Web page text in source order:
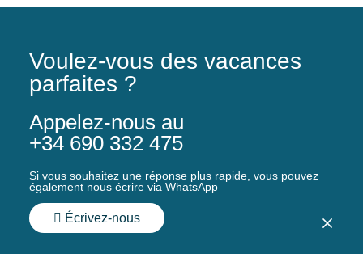
Voulez-vous des vacances
parfaites ?
Appelez-nous au
+34 690 332 475
Si vous souhaitez une réponse plus rapide, vous pouvez
également nous écrire via WhatsApp
Écrivez-nous